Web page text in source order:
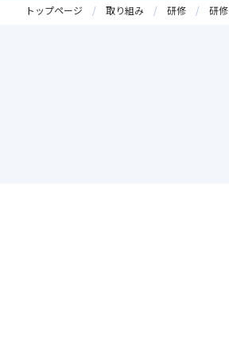
トップページ 取り組み 研修 研修